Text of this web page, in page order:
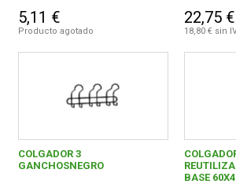
5,11 €
Producto agotado
22,75 €
18,80 € sin
COLGADOR 3
GANCHOSNEGRO
BASE